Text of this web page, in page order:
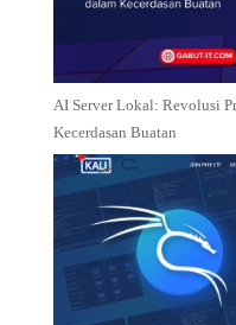
AI Server Lokal: Revolusi
Kecerdasan Buatan